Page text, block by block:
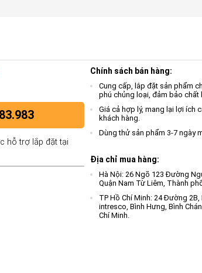
hỗ trợ lắp đặt tại
Chính sách bán hàng:
Cung cấp, lắp đặt sản phẩm
phú chủng loại, đảm bảo chất
Giá cả hợp lý, mang lại lợi ích
khách hàng.
Dùng thử sản phẩm 3-7 ngày
Địa chỉ mua hàng:
Hà Nội: 26 Ngõ 123 Đường
Quận Nam Từ Liêm, Thành
TP Hồ Chí Minh: 24 Đường 2B,
intresco, Bình Hưng, Bình
Chí Minh.